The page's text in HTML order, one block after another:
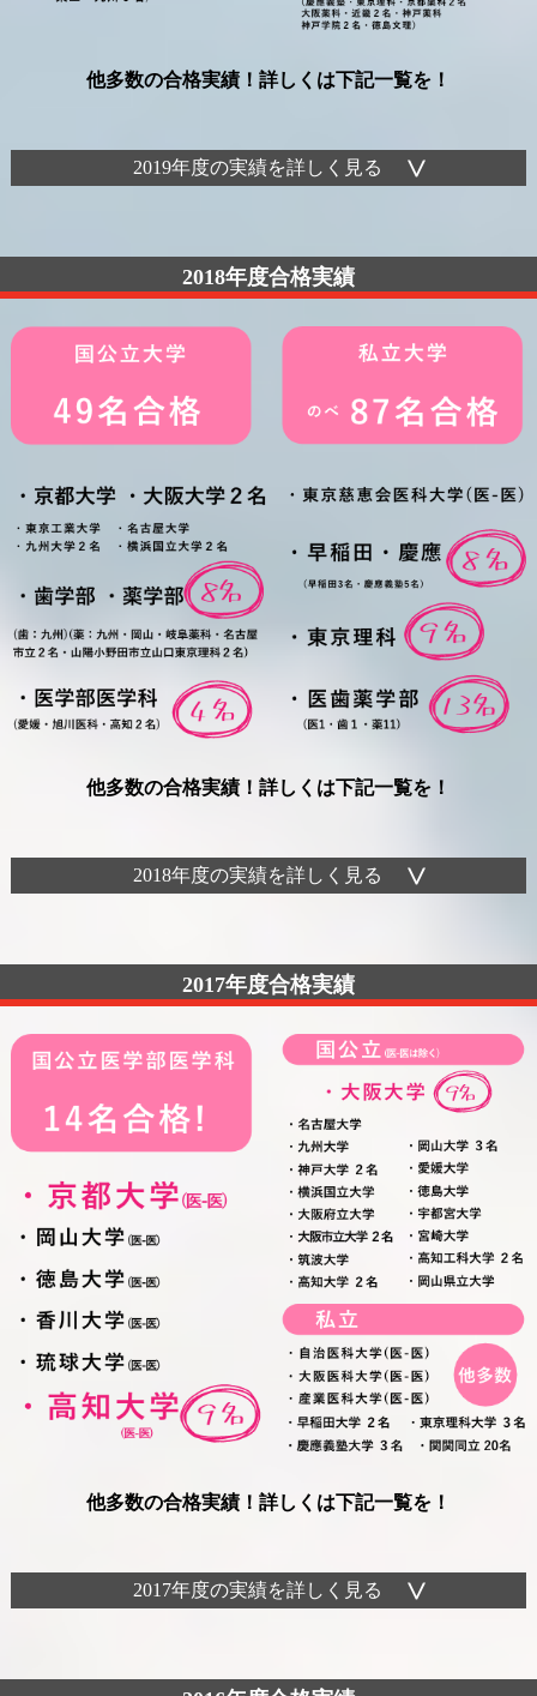
他多数の合格実績！詳しくは下記一覧を！
2019年度の実績を詳しく見る
2018年度合格実績
他多数の合格実績！詳しくは下記一覧を！
2018年度の実績を詳しく見る
2017年度合格実績
他多数の合格実績！詳しくは下記一覧を！
2017年度の実績を詳しく見る